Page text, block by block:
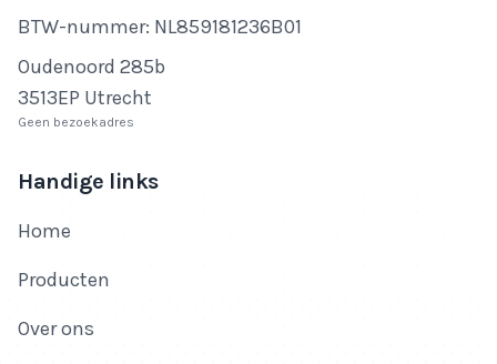
Btw-nummer
BTW-nummer: NL859181236B01
Adres
Oudenoord 285b
3513EP Utrecht
Geen bezoekadres
Handige links
Home
Producten
Over ons